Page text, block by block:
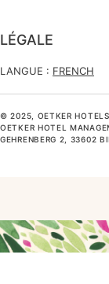
LÉGALE
LANGUE : FRENCH
© 2025, OETKER HOTELS
OETKER HOTEL
GEHRENBERG 2, 33602